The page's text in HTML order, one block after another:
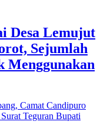
Desa Lemujut
Sejumlah
Menggunakan